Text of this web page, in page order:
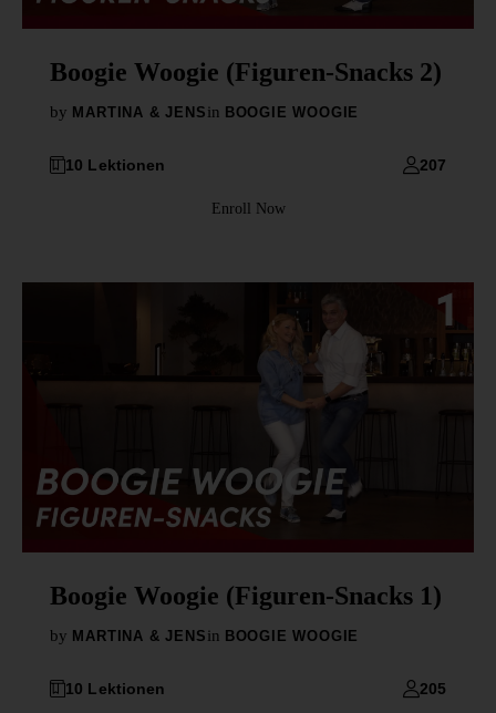
Boogie Woogie (Figuren-Snacks 2)
by MARTINA & JENS in BOOGIE WOOGIE
10 Lektionen 207
Enroll Now
Boogie Woogie (Figuren-Snacks 1)
by MARTINA & JENS in BOOGIE WOOGIE
10 Lektionen 205